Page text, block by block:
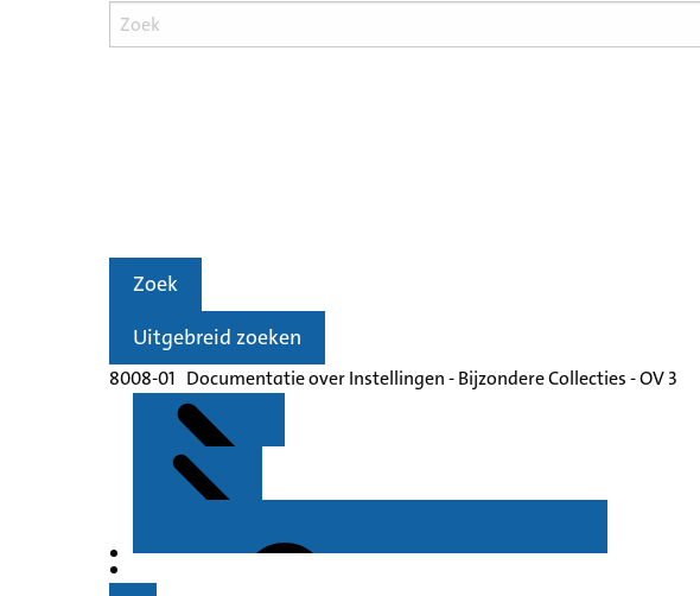
Zoek
Uitgebreid zoeken
8008-01 Documentatie over Instellingen - Bijzondere Collecties - OV 3